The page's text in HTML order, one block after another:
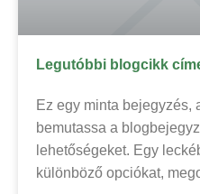
Legutóbbi blogcikk
Ez egy minta bejegyzés,
bemutassa a
lehetőségeket. Egy
különböző opciókat,